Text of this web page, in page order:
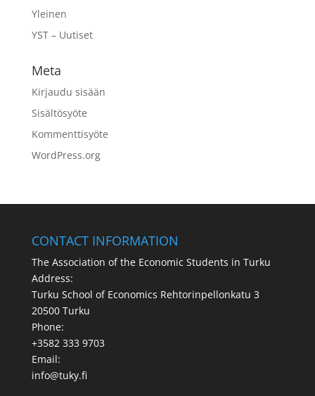
Yleinen
YST – Uutiset
Meta
Kirjaudu sisään
Sisältösyöte
Kommenttisyöte
WordPress.org
CONTACT INFORMATION
The Association of the Economic Students in Turku
Address:
Turku School of Economics Rehtorinpellonkatu 3
20500 Turku
Phone:
+3582 333 9703
Email:
info@tuky.fi